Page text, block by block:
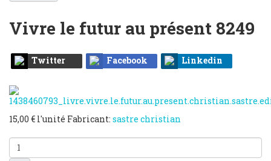
Vivre le futur au présent 8249
Twitter Facebook Linkedin
15,00 € l'unité Fabricant: sastre christian